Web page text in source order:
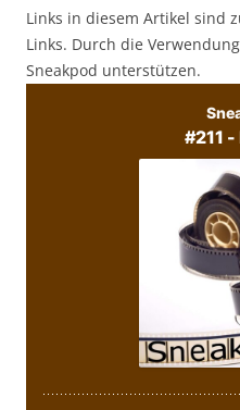
Links in diesem Artikel sind
Links. Durch die
Sneakpod unterstützen.